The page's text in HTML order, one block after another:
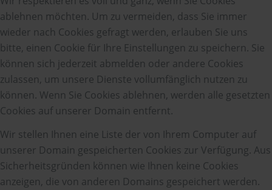
ablehnen möchten. Um zu vermeiden, dass Sie immer
wieder nach Cookies gefragt werden, erlauben Sie uns
bitte, einen Cookie für Ihre Einstellungen zu speichern. Sie
können sich jederzeit abmelden oder andere Cookies
zulassen, um unsere Dienste vollumfänglich nutzen zu
können. Wenn Sie Cookies ablehnen, werden alle gesetzten
Cookies auf unserer Domain entfernt.
Wir stellen Ihnen eine Liste der von Ihrem Computer auf
unserer Domain gespeicherten Cookies zur Verfügung. Aus
Sicherheitsgründen können wie Ihnen keine Cookies
anzeigen, die von anderen Domains gespeichert werden.